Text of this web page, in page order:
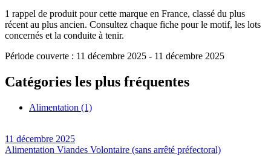
1 rappel de produit pour cette marque en France, classé du plus
récent au plus ancien. Consultez chaque fiche pour le motif, les lots
concernés et la conduite à tenir.
Période couverte : 11 décembre 2025 - 11 décembre 2025
Catégories les plus fréquentes
Alimentation (1)
11 décembre 2025
Alimentation Viandes Volontaire (sans arrêté préfectoral)